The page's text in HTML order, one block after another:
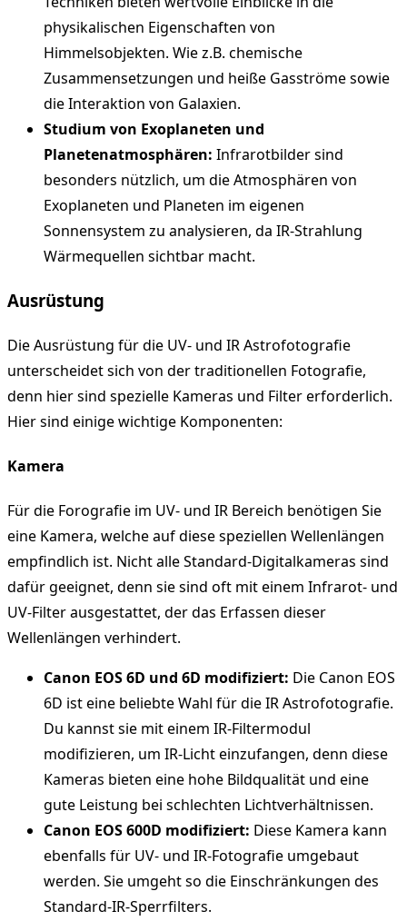
physikalischen Eigenschaften von
Himmelsobjekten. Wie z.B. chemische
Zusammensetzungen und heiße Gasströme sowie
die Interaktion von Galaxien.
Studium von Exoplaneten und
Planetenatmosphären: Infrarotbilder sind
besonders nützlich, um die Atmosphären von
Exoplaneten und Planeten im eigenen
Sonnensystem zu analysieren, da IR-Strahlung
Wärmequellen sichtbar macht.
Ausrüstung
Die Ausrüstung für die UV- und IR Astrofotografie
unterscheidet sich von der traditionellen Fotografie,
denn hier sind spezielle Kameras und Filter erforderlich.
Hier sind einige wichtige Komponenten:
Kamera
Für die Forografie im UV- und IR Bereich benötigen Sie
eine Kamera, welche auf diese speziellen Wellenlängen
empfindlich ist. Nicht alle Standard-Digitalkameras sind
dafür geeignet, denn sie sind oft mit einem Infrarot- und
UV-Filter ausgestattet, der das Erfassen dieser
Wellenlängen verhindert.
Canon EOS 6D und 6D modifiziert: Die Canon EOS
6D ist eine beliebte Wahl für die IR Astrofotografie.
Du kannst sie mit einem IR-Filtermodul
modifizieren, um IR-Licht einzufangen, denn diese
Kameras bieten eine hohe Bildqualität und eine
gute Leistung bei schlechten Lichtverhältnissen.
Canon EOS 600D modifiziert: Diese Kamera kann
ebenfalls für UV- und IR-Fotografie umgebaut
werden. Sie umgeht so die Einschränkungen des
Standard-IR-Sperrfilters.